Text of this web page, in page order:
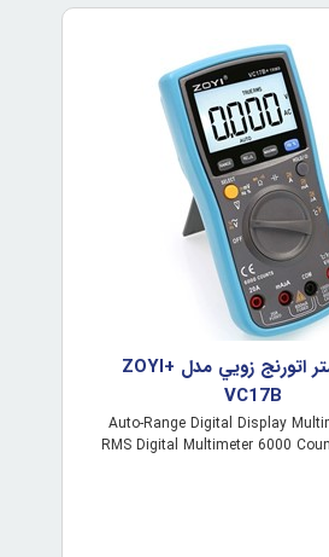
مولتي متر اتورنج زويي مدل +ZOYI
VC17B
Auto-Range Digital Display
RMS Digital Multimeter 6000